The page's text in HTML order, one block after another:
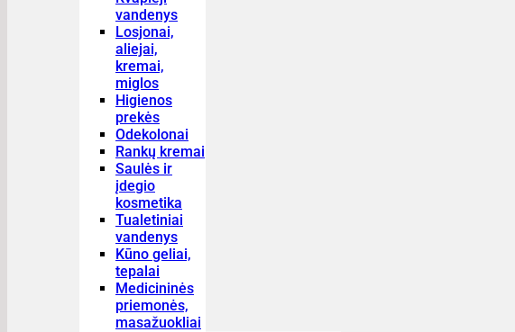
vandenys
Losjonai,
aliejai,
kremai,
miglos
Higienos
prekės
Odekolonai
Rankų kremai
Saulės ir
įdegio
kosmetika
Tualetiniai
vandenys
Kūno geliai,
tepalai
Medicininės
priemonės,
masažuokliai